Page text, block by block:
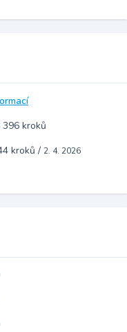
396 kroků
kroků / 2. 4. 2026